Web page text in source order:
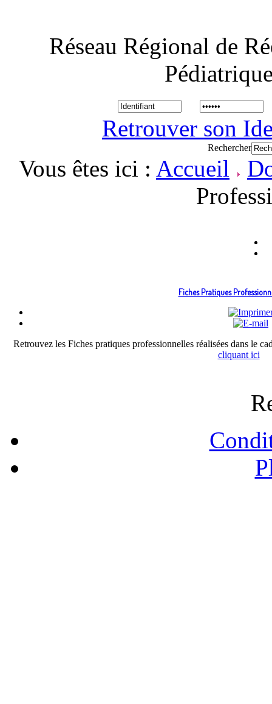
Réseau Régional de
Retrouver son
Rechercher
Vous êtes ici : Accueil
Fiches Pratiques
Retrouvez les Fiches pratiques professionnelles réalisées dans le
cliquant ici